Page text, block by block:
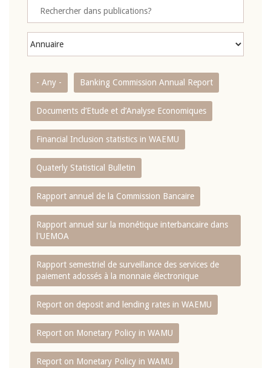
- Any - Banking Commission Annual Report
Documents d’Etude et d’Analyse Economiques
Financial Inclusion statistics in WAEMU
Quaterly Statistical Bulletin
Rapport annuel de la Commission Bancaire
Rapport annuel sur la monétique interbancaire dans
l'UEMOA
Rapport semestriel de surveillance des services de
paiement adossés à la monnaie électronique
Report on deposit and lending rates in WAEMU
Report on Monetary Policy in WAMU
Report on Monetary Policy in WAMU